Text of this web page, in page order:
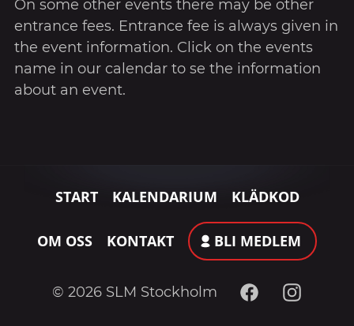
On some other events there may be other
entrance fees. Entrance fee is always given in
the event information. Click on the events
name in our calendar to se the information
about an event.
START KALENDARIUM KLÄDKOD
OM OSS KONTAKT BLI MEDLEM
© 2026 SLM Stockholm FacebookInstagram